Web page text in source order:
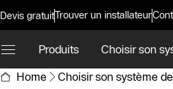
Devis gratuitTrouver un installateur
Produits Choisir son
Home
Choisir son système